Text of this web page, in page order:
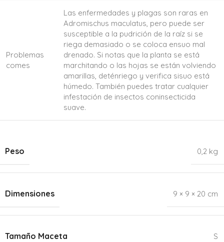
Problemas
comes
Las enfermedades y plagas son raras en
Adromischus maculatus, pero puede ser
susceptible a la pudrición de la raíz si se
riega demasiado o se coloca ensuo mal
drenado. Si notas que la planta se está
marchitando o las hojas se están volviendo
amarillas, deténriego y verifica sisuo está
húmedo. También puedes tratar cualquier
infestación de insectos coninsecticida
suave.
Peso 0,2 kg
Dimensiones 9 × 9 × 20 cm
Tamaño Maceta S